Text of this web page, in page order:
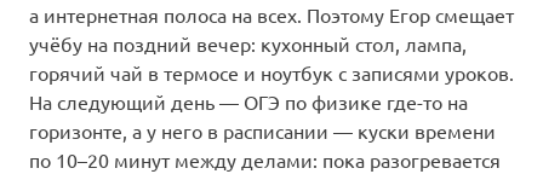
а интернетная полоса на всех. Поэтому Егор смещает
учёбу на поздний вечер: кухонный стол, лампа,
горячий чай в термосе и ноутбук с записями уроков.
На следующий день — ОГЭ по физике где-то на
горизонте, а у него в расписании — куски времени
по 10–20 минут между делами: пока разогревается